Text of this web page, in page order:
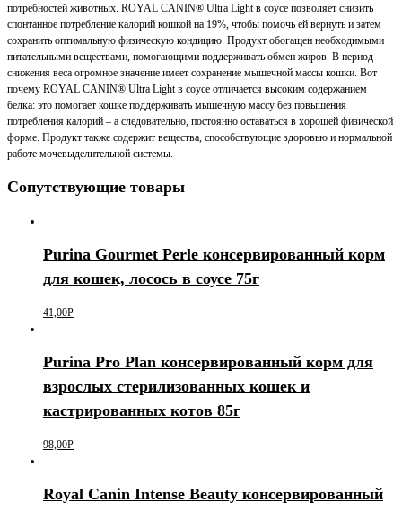
потребностей животных. ROYAL CANIN® Ultra Light в соусе позволяет снизить
спонтанное потребление калорий кошкой на 19%, чтобы помочь ей вернуть и затем
сохранить оптимальную физическую кондицию. Продукт обогащен необходимыми
питательными веществами, помогающими поддерживать обмен жиров. В период
снижения веса огромное значение имеет сохранение мышечной массы кошки. Вот
почему ROYAL CANIN® Ultra Light в соусе отличается высоким содержанием
белка: это помогает кошке поддерживать мышечную массу без повышения
потребления калорий – а следовательно, постоянно оставаться в хорошей физической
форме. Продукт также содержит вещества, способствующие здоровью и нормальной
работе мочевыделительной системы.
Сопутствующие товары
Purina Gourmet Perle консервированный корм
для кошек, лосось в соусе 75г
41,00Р
Purina Pro Plan консервированный корм для
взрослых стерилизованных кошек и
кастрированных котов 85г
98,00Р
Royal Canin Intense Beauty консервированный